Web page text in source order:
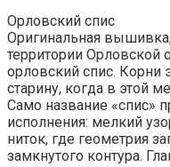
Орловский спис
Оригинальная
территории Орловской
орловский спис. Корни
старину, когда в этой
Само название «спис»
исполнения: мелкий
ниток, где геометрия
замкнутого контура.